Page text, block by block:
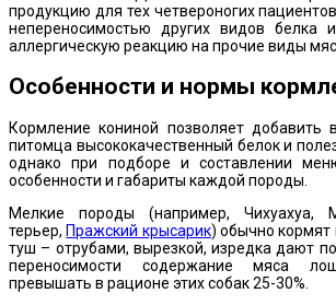
продукцию для тех четвероногих
непереносимостью других видов белка
аллергическую реакцию на прочие виды
Особенности и нормы
Кормление кониной позволяет добавить
питомца высококачественный белок и
однако при подборе и составлении
особенности и габариты каждой породы.
Мелкие породы (например, Чихуахуа,
терьер, Пражский крысарик) обычно
туш – отрубами, вырезкой, изредка дают
переносимости содержание мяса
превышать в рационе этих собак 25-30%.